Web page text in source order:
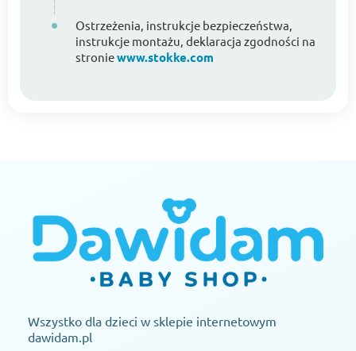
Ostrzeżenia, instrukcje bezpieczeństwa,
instrukcje montażu, deklaracja zgodności na
stroniewww.stokke.com
Wszystko dla dzieci w sklepie internetowym
dawidam.pl